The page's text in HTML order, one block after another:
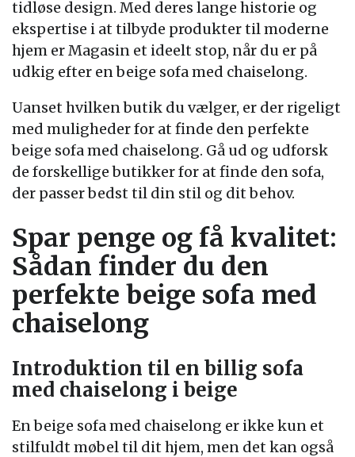
tidløse design. Med deres lange historie og
ekspertise i at tilbyde produkter til moderne
hjem er Magasin et ideelt stop, når du er på
udkig efter en beige sofa med chaiselong.
Uanset hvilken butik du vælger, er der rigeligt
med muligheder for at finde den perfekte
beige sofa med chaiselong. Gå ud og udforsk
de forskellige butikker for at finde den sofa,
der passer bedst til din stil og dit behov.
Spar penge og få kvalitet:
Sådan finder du den
perfekte beige sofa med
chaiselong
Introduktion til en billig sofa
med chaiselong i beige
En beige sofa med chaiselong er ikke kun et
stilfuldt møbel til dit hjem, men det kan også